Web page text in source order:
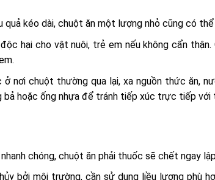
quả kéo dài, chuột ăn một lượng nhỏ cũng có
hại cho vật nuôi, trẻ em nếu không cẩn
nơi chuột thường qua lại, xa nguồn thức ăn,
hoặc ống nhựa để tránh tiếp xúc trực tiếp với
chóng, chuột ăn phải thuốc sẽ chết ngay
bởi môi trường, cần sử dụng liều lượng phù